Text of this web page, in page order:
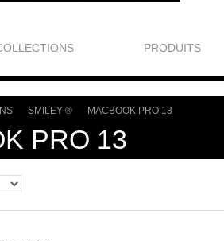
PRODUITS
SMILEY ® MACBOOK PRO 13
PRO 13